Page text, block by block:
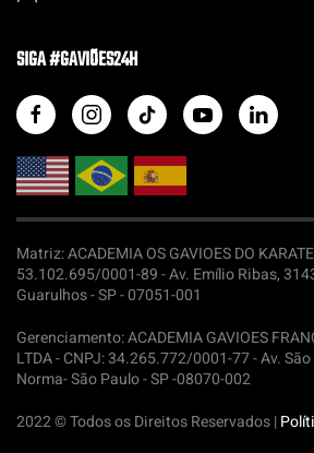
SIGA #GAVIÕES24H
Matriz: ACADEMIA OS GAVIOES DO
53.102.695/0001-89 - Av. Emílio Ribas,
Guarulhos - SP - 07051-001
Gerenciamento: ACADEMIA GAVIOES
LTDA -CNPJ: 34.265.772/0001-77 - Av.
Norma- São Paulo - SP -08070-002
2022 © Todos os Direitos Reservados |